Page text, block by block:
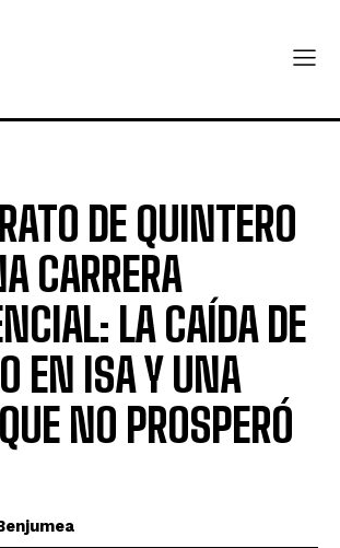
DE QUINTERO
CARRERA
LA CAÍDA DE
EN ISA Y UNA
NO PROSPERÓ